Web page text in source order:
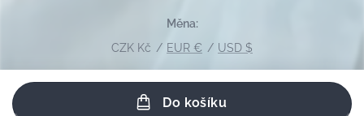
Do košíku
Měna
CZK Kč
EUR € USD $